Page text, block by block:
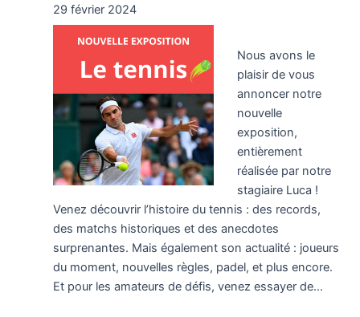
29 février 2024
Nous avons le
plaisir de vous
annoncer notre
nouvelle
exposition,
entièrement
réalisée par notre
stagiaire Luca !
Venez découvrir l’histoire du tennis : des records,
des matchs historiques et des anecdotes
surprenantes. Mais également son actualité : joueurs
du moment, nouvelles règles, padel, et plus encore.
Et pour les amateurs de défis, venez essayer de…